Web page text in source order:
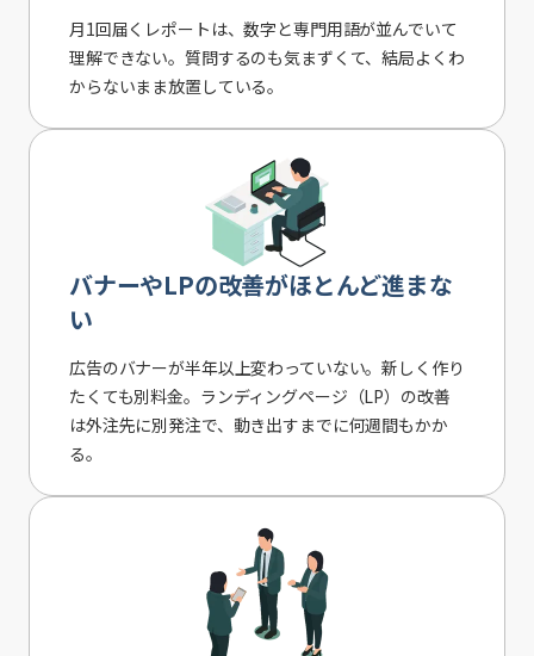
月1回届くレポートは、数字と専門用語が並んでいて
理解できない。質問するのも気まずくて、結局よくわ
からないまま放置している。
バナーやLPの改善がほとんど進まな
い
広告のバナーが半年以上変わっていない。新しく作り
たくても別料金。ランディングページ（LP）の改善
は外注先に別発注で、動き出すまでに何週間もかか
る。